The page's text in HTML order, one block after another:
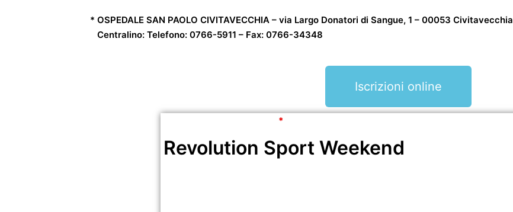
* OSPEDALE SAN PAOLO CIVITAVECCHIA – via Largo Donatori di Sangue, 1 – 00053 Civitavecchia
Centralino: Telefono: 0766-5911 – Fax: 0766-34348
Iscrizioni online
*
Revolution Sport Weekend